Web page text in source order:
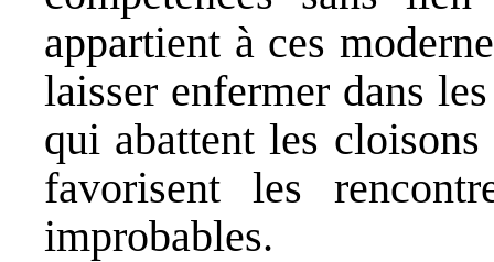
appartient à ces
laisser enfermer dans
qui abattent les
favorisent les
improbables.